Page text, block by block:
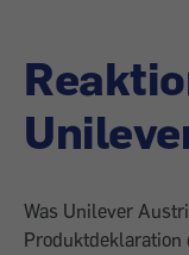
Was Unilever
Produktdeklaration